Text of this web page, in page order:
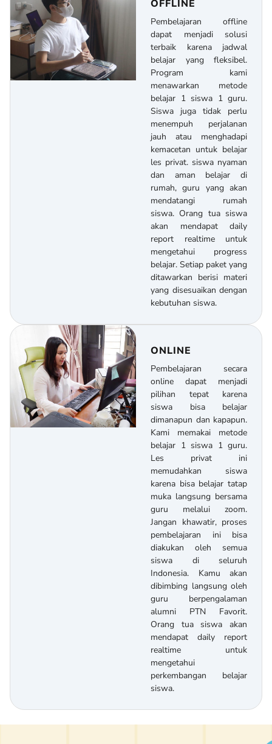
OFFLINE
Pembelajaran offline
dapat menjadi solusi
terbaik karena jadwal
belajar yang fleksibel.
Program kami
menawarkan metode
belajar 1 siswa 1 guru.
Siswa juga tidak perlu
menempuh perjalanan
jauh atau menghadapi
kemacetan untuk belajar
les privat. siswa nyaman
dan aman belajar di
rumah, guru yang akan
mendatangi rumah
siswa. Orang tua siswa
akan mendapat daily
report realtime untuk
mengetahui progress
belajar. Setiap paket yang
ditawarkan berisi materi
yang disesuaikan dengan
kebutuhan siswa.
ONLINE
Pembelajaran secara
online dapat menjadi
pilihan tepat karena
siswa bisa belajar
dimanapun dan kapapun.
Kami memakai metode
belajar 1 siswa 1 guru.
Les privat ini
memudahkan siswa
karena bisa belajar tatap
muka langsung bersama
guru melalui zoom.
Jangan khawatir, proses
pembelajaran ini bisa
diakukan oleh semua
siswa di seluruh
Indonesia. Kamu akan
dibimbing langsung oleh
guru berpengalaman
alumni PTN Favorit.
Orang tua siswa akan
mendapat daily report
realtime untuk
mengetahui
perkembangan belajar
siswa.